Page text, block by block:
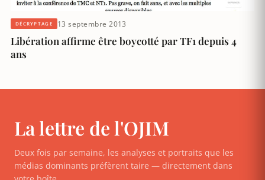
DÉCRYPTAGE 13 septembre 2013
Libération affirme être boycotté par TF1 depuis 4
ans
La lettre de l'OJIM
Deux fois par semaine, les analyses et portraits que les
médias dominants préfèrent taire — directement dans